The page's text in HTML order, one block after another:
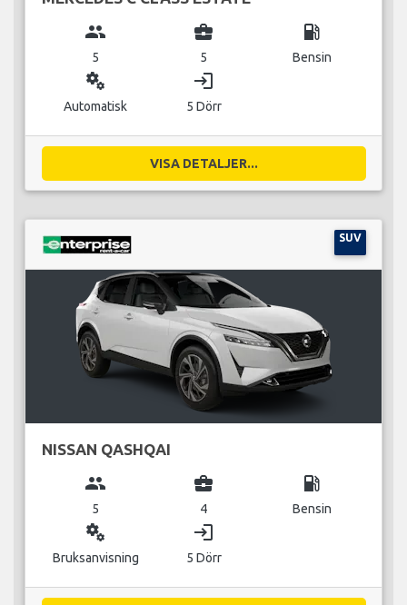
group
5
business_center
5
local_gas_station
Bensin
miscellaneous_services
Automatisk
login
5 Dörr
VISA DETALJER...
SUV
NISSAN QASHQAI
group
5
business_center
4
local_gas_station
Bensin
miscellaneous_services
Bruksanvisning
login
5 Dörr